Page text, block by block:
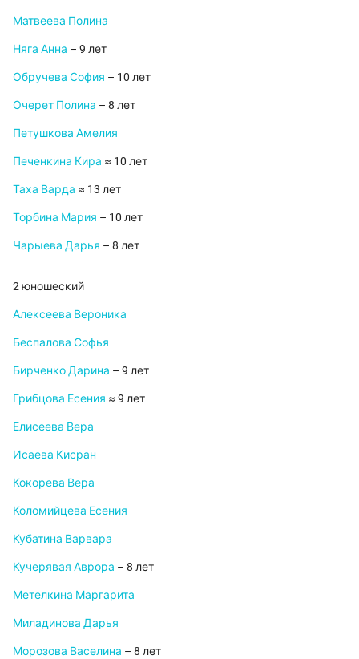
Матвеева Полина
Няга Анна – 9 лет
Обручева София – 10 лет
Очерет Полина – 8 лет
Петушкова Амелия
Печенкина Кира ≈ 10 лет
Таха Варда ≈ 13 лет
Торбина Мария – 10 лет
Чарыева Дарья – 8 лет
2 юношеский
Алексеева Вероника
Беспалова Софья
Бирченко Дарина – 9 лет
Грибцова Есения ≈ 9 лет
Елисеева Вера
Исаева Кисран
Кокорева Вера
Коломийцева Есения
Кубатина Варвара
Кучерявая Аврора – 8 лет
Метелкина Маргарита
Миладинова Дарья
Морозова Васелина – 8 лет